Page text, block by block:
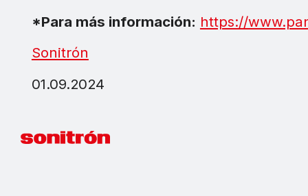
*Para más información: https://
Sonitrón
01.09.2024